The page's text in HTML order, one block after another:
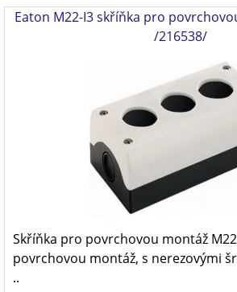
Eaton M22-I3 skříňka pro
/216538/
Skříňka pro povrchovou montáž
povrchovou montáž, s nerezovými
..